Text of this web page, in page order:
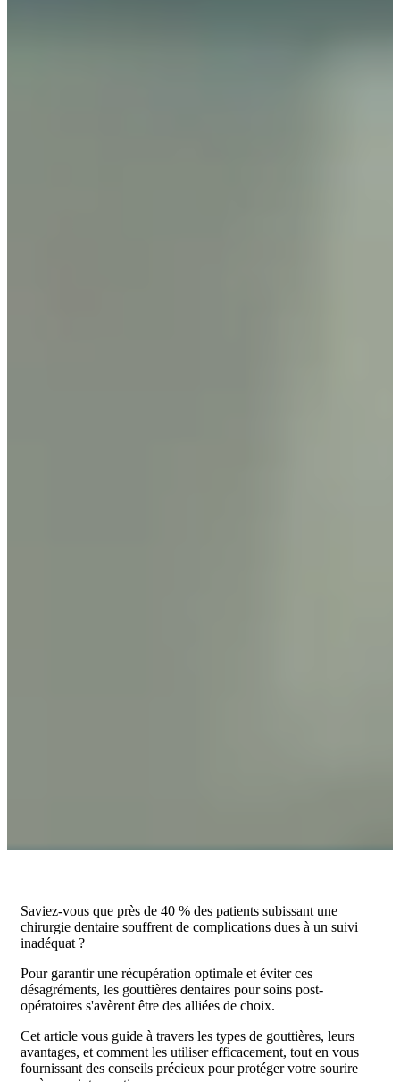
Saviez-vous que près de 40 % des patients subissant une
chirurgie dentaire souffrent de complications dues à un suivi
inadéquat ?
Pour garantir une récupération optimale et éviter ces
désagréments, les gouttières dentaires pour soins post-
opératoires s'avèrent être des alliées de choix.
Cet article vous guide à travers les types de gouttières, leurs
avantages, et comment les utiliser efficacement, tout en vous
fournissant des conseils précieux pour protéger votre sourire